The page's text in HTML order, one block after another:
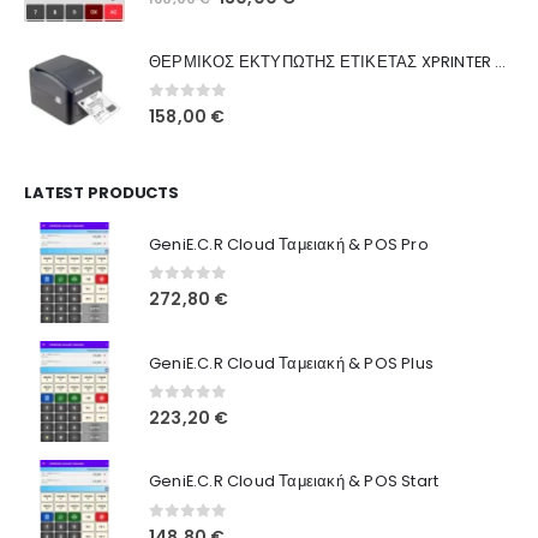
160,00 €. είναι:
ΘΕΡΜΙΚΟΣ ΕΚΤΥΠΩΤΗΣ ΕΤΙΚΕΤΑΣ XPRINTER XP-420B
0out of 5
158,00 €
LATEST PRODUCTS
GeniE.C.R Cloud Ταμειακή & POS Pro
0out of 5
272,80 €
GeniE.C.R Cloud Ταμειακή & POS Plus
0out of 5
223,20 €
GeniE.C.R Cloud Ταμειακή & POS Start
0out of 5
Ποιοι Είμαστε
Γιατί Εμάς
Blog
Όροι Χρήσης
Τρόποι Αγοράς
Τρόποι Πληρωμής
Τρόποι Αποστολής
Ασφάλεια Πληρωμών